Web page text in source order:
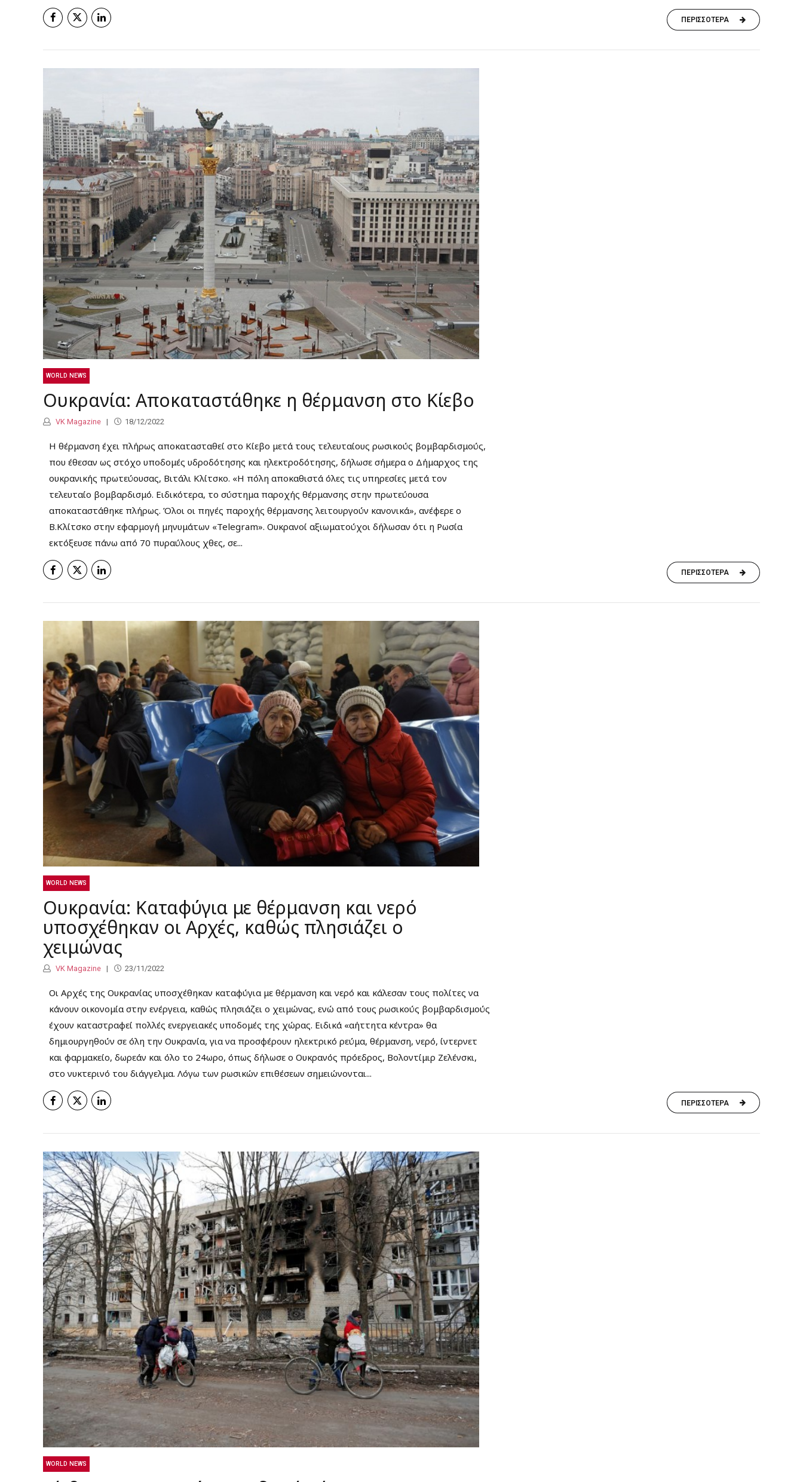
ΠΕΡΙΣΣΟΤΕΡΑ
WORLD NEWS
Ουκρανία: Αποκαταστάθηκε η θέρμανση στο Κίεβο
VK Magazine 18/12/2022
Η θέρμανση έχει πλήρως αποκατασταθεί στο Κίεβο μετά τους τελευταίους ρωσικούς βομβαρδισμούς,
που έθεσαν ως στόχο υποδομές υδροδότησης και ηλεκτροδότησης, δήλωσε σήμερα ο Δήμαρχος της
ουκρανικής πρωτεύουσας, Βιτάλι Κλίτσκο. «Η πόλη αποκαθιστά όλες τις υπηρεσίες μετά τον
τελευταίο βομβαρδισμό. Ειδικότερα, το σύστημα παροχής θέρμανσης στην πρωτεύουσα
αποκαταστάθηκε πλήρως. Όλοι οι πηγές παροχής θέρμανσης λειτουργούν κανονικά», ανέφερε ο
Β.Κλίτσκο στην εφαρμογή μηνυμάτων «Telegram». Ουκρανοί αξιωματούχοι δήλωσαν ότι η Ρωσία
εκτόξευσε πάνω από 70 πυραύλους χθες, σε...
ΠΕΡΙΣΣΟΤΕΡΑ
WORLD NEWS
Ουκρανία: Καταφύγια με θέρμανση και νερό
υποσχέθηκαν οι Αρχές, καθώς πλησιάζει ο
χειμώνας
VK Magazine 23/11/2022
Οι Αρχές της Ουκρανίας υποσχέθηκαν καταφύγια με θέρμανση και νερό και κάλεσαν τους πολίτες να
κάνουν οικονομία στην ενέργεια, καθώς πλησιάζει ο χειμώνας, ενώ από τους ρωσικούς βομβαρδισμούς
έχουν καταστραφεί πολλές ενεργειακές υποδομές της χώρας. Ειδικά «αήττητα κέντρα» θα
δημιουργηθούν σε όλη την Ουκρανία, για να προσφέρουν ηλεκτρικό ρεύμα, θέρμανση, νερό, ίντερνετ
και φαρμακείο, δωρεάν και όλο το 24ωρο, όπως δήλωσε ο Ουκρανός πρόεδρος, Βολοντίμιρ Ζελένσκι,
στο νυκτερινό του διάγγελμα. Λόγω των ρωσικών επιθέσεων σημειώνονται...
ΠΕΡΙΣΣΟΤΕΡΑ
WORLD NEWS